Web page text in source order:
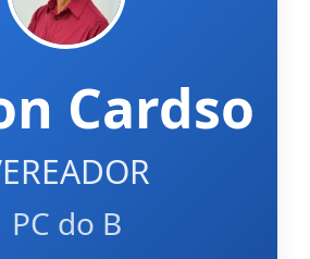
Cardso
PC do B